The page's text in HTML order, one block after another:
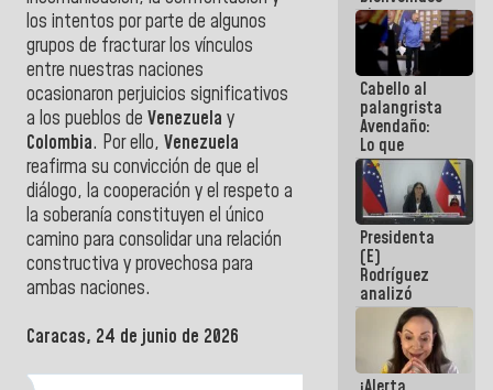
los intentos por parte de algunos
grupos de fracturar los vínculos
entre nuestras naciones
ocasionaron perjuicios significativos
a los pueblos de Venezuela y
Colombia. Por ello, Venezuela
reafirma su convicción de que el
diálogo, la cooperación y el respeto a
la soberanía constituyen el único
camino para consolidar una relación
constructiva y provechosa para
ambas naciones.
Caracas, 24 de junio de 2026
siempre que
estén en el
marco de la
Constitución
de la
República
Cabello al
palangrista
Avendaño:
Lo que
vayas a
escribir
hazlo hoy
por que no
sabemos si
la semana
que viene
hay
programa
Presidenta
(E)
Rodríguez
analizó
junto a
gobernadores
planes de
recuperación